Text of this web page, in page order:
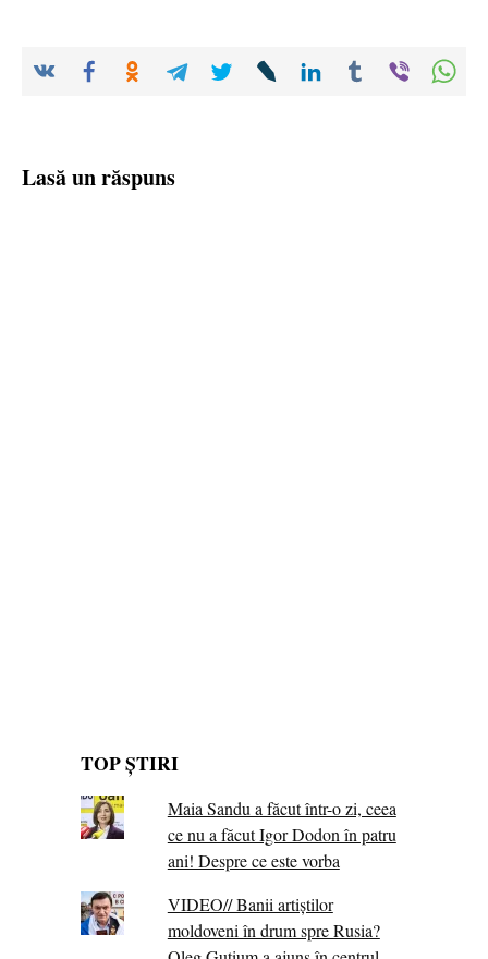
Lasă un răspuns
TOP ȘTIRI
Maia Sandu a făcut într-o zi, ceea
ce nu a făcut Igor Dodon în patru
ani! Despre ce este vorba
VIDEO// Banii artiștilor
moldoveni în drum spre Rusia?